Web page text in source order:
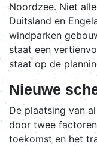
Noordzee. Niet
Duitsland en
windparken
staat een
staat op de
Nieuwe
De plaatsing van
door twee
toekomst en het